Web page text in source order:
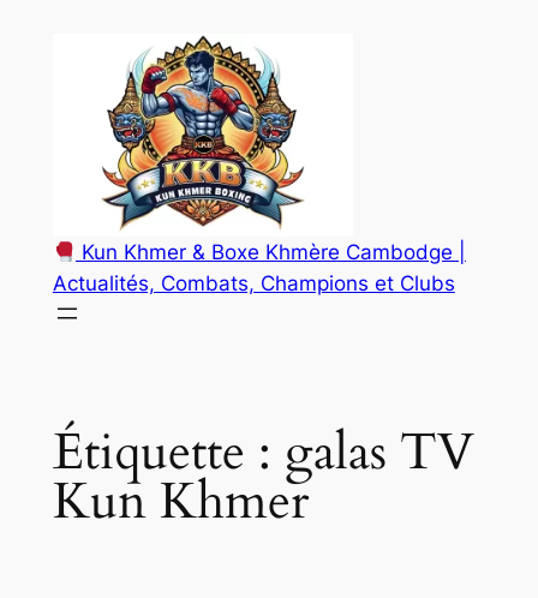
Kun Khmer & Boxe Khmère Cambodge |
Actualités, Combats, Champions et Clubs
Étiquette : galas TV
Kun Khmer